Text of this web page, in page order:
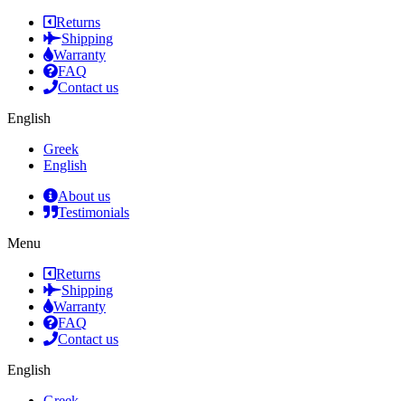
Returns
Shipping
Warranty
FAQ
Contact us
English
Greek
English
About us
Testimonials
Menu
Returns
Shipping
Warranty
FAQ
Contact us
English